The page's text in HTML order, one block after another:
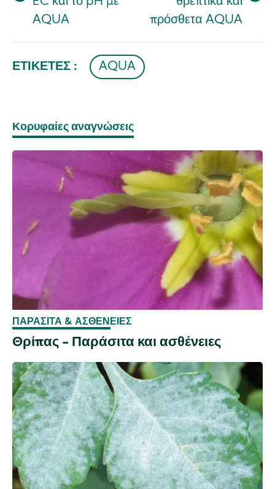
AQUA
πρόσθετα AQUA
ΕΤΙΚΈΤΕΣ : AQUA
Κορυφαίες αναγνώσεις
ΠΑΡΆΣΙΤΑ & ΑΣΘΈΝΕΙΕΣ
Θρίπας - Παράσιτα και ασθένειες